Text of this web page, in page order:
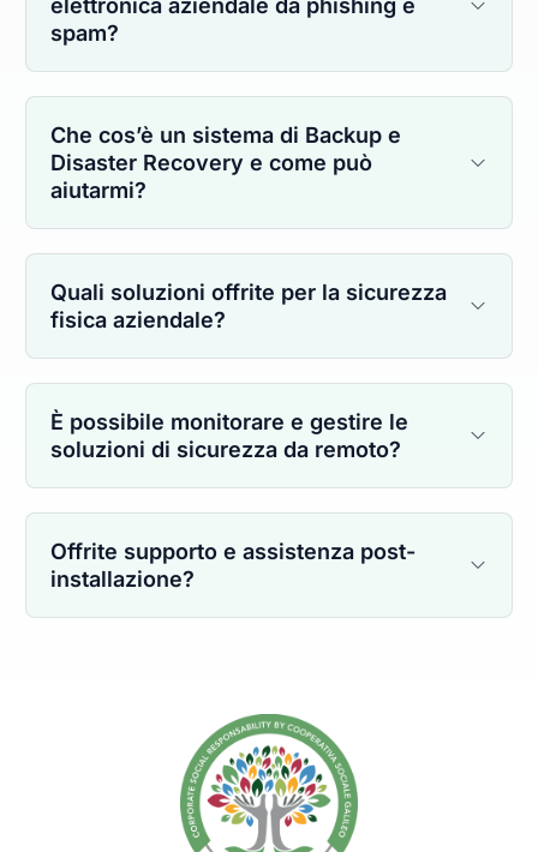
elettronica aziendale da phishing e
spam?
Che cos’è un sistema di Backup e
Disaster Recovery e come può
aiutarmi?
Quali soluzioni offrite per la sicurezza
fisica aziendale?
È possibile monitorare e gestire le
soluzioni di sicurezza da remoto?
Offrite supporto e assistenza post-
installazione?